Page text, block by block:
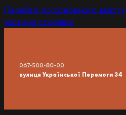
Перейти до основного вмісту
частини сторінки
067-500-80-00
вулиця Української Перемоги 34